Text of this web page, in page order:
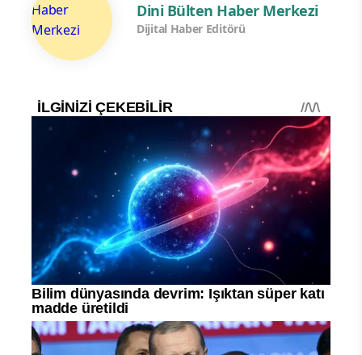
Dini Bülten Haber Merkezi
Dijital Haber Editörü